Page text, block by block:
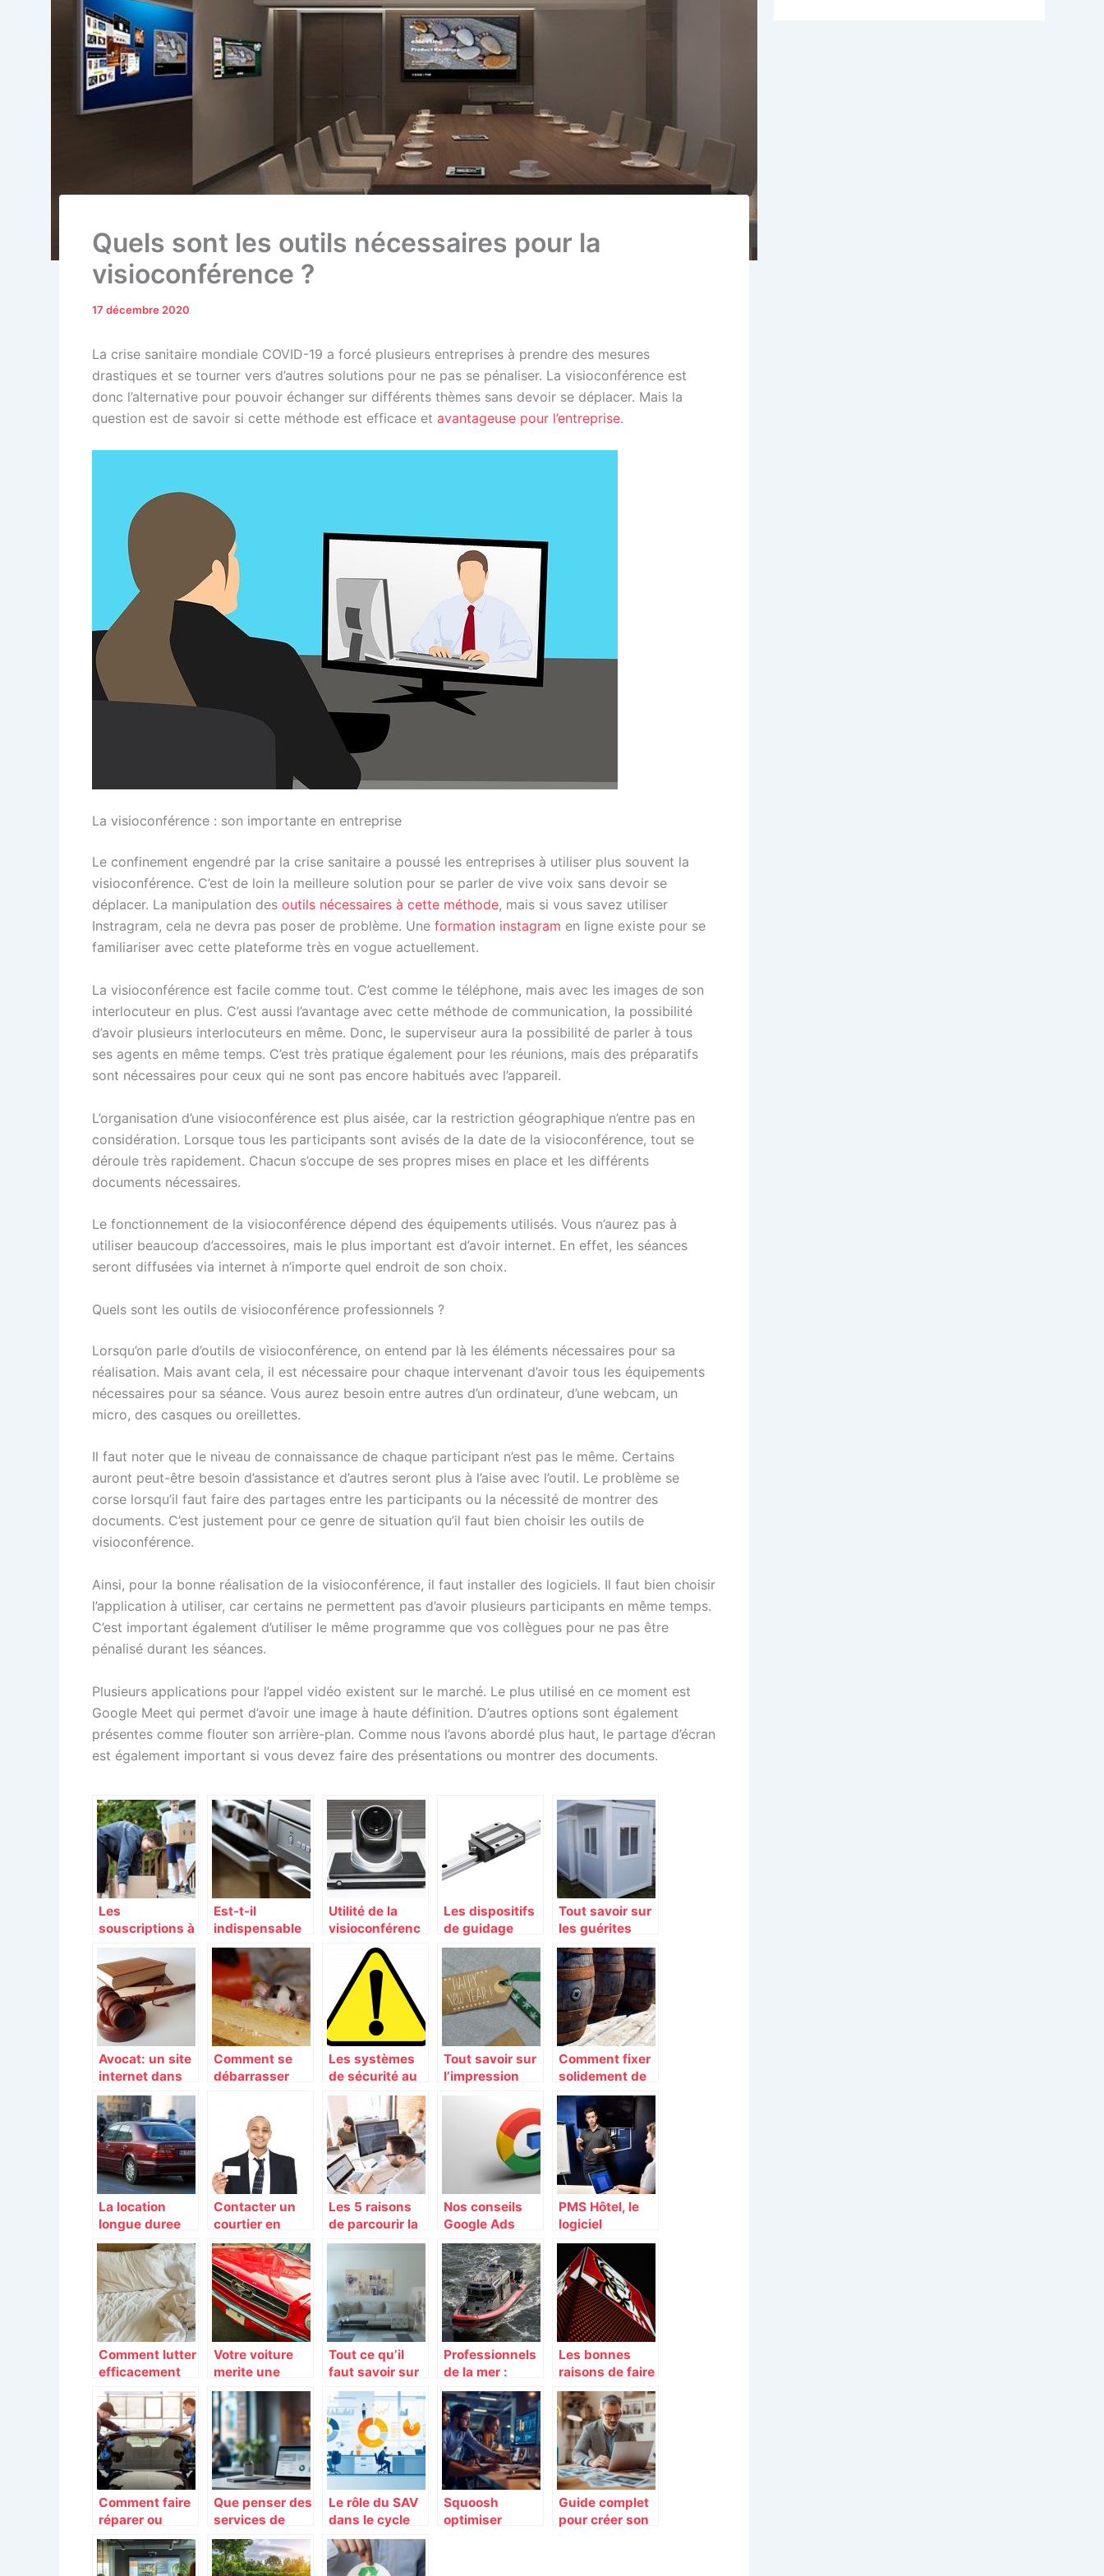
Quels sont les outils nécessaires pour la
visioconférence ?
17 décembre 2020
La crise sanitaire mondiale COVID-19 a forcé plusieurs entreprises à prendre des mesures
drastiques et se tourner vers d’autres solutions pour ne pas se pénaliser. La visioconférence est
donc l’alternative pour pouvoir échanger sur différents thèmes sans devoir se déplacer. Mais la
question est de savoir si cette méthode est efficace et avantageuse pour l’entreprise.
La visioconférence : son importante en entreprise
Le confinement engendré par la crise sanitaire a poussé les entreprises à utiliser plus souvent la
visioconférence. C’est de loin la meilleure solution pour se parler de vive voix sans devoir se
déplacer. La manipulation des outils nécessaires à cette méthode, mais si vous savez utiliser
Instragram, cela ne devra pas poser de problème. Une formation instagram en ligne existe pour se
familiariser avec cette plateforme très en vogue actuellement.
La visioconférence est facile comme tout. C’est comme le téléphone, mais avec les images de son
interlocuteur en plus. C’est aussi l’avantage avec cette méthode de communication, la possibilité
d’avoir plusieurs interlocuteurs en même. Donc, le superviseur aura la possibilité de parler à tous
ses agents en même temps. C’est très pratique également pour les réunions, mais des préparatifs
sont nécessaires pour ceux qui ne sont pas encore habitués avec l’appareil.
L’organisation d’une visioconférence est plus aisée, car la restriction géographique n’entre pas en
considération. Lorsque tous les participants sont avisés de la date de la visioconférence, tout se
déroule très rapidement. Chacun s’occupe de ses propres mises en place et les différents
documents nécessaires.
Le fonctionnement de la visioconférence dépend des équipements utilisés. Vous n’aurez pas à
utiliser beaucoup d’accessoires, mais le plus important est d’avoir internet. En effet, les séances
seront diffusées via internet à n’importe quel endroit de son choix.
Quels sont les outils de visioconférence professionnels ?
Lorsqu’on parle d’outils de visioconférence, on entend par là les éléments nécessaires pour sa
réalisation. Mais avant cela, il est nécessaire pour chaque intervenant d’avoir tous les équipements
nécessaires pour sa séance. Vous aurez besoin entre autres d’un ordinateur, d’une webcam, un
micro, des casques ou oreillettes.
Il faut noter que le niveau de connaissance de chaque participant n’est pas le même. Certains
auront peut-être besoin d’assistance et d’autres seront plus à l’aise avec l’outil. Le problème se
corse lorsqu’il faut faire des partages entre les participants ou la nécessité de montrer des
documents. C’est justement pour ce genre de situation qu’il faut bien choisir les outils de
visioconférence.
Ainsi, pour la bonne réalisation de la visioconférence, il faut installer des logiciels. Il faut bien choisir
l’application à utiliser, car certains ne permettent pas d’avoir plusieurs participants en même temps.
C’est important également d’utiliser le même programme que vos collègues pour ne pas être
pénalisé durant les séances.
Plusieurs applications pour l’appel vidéo existent sur le marché. Le plus utilisé en ce moment est
Google Meet qui permet d’avoir une image à haute définition. D’autres options sont également
présentes comme flouter son arrière-plan. Comme nous l’avons abordé plus haut, le partage d’écran
est également important si vous devez faire des présentations ou montrer des documents.
Les
souscriptions à
faire, lorsque
l’on emménage
quelque part.
Est-t-il
indispensable
de faire appel à
un
professionnel
pour prolonger
la durée de vie
de votre four ?
Utilité de la
visioconférenc
e en entreprise
Les dispositifs
de guidage
linéaire : à quoi
ils servent et
comment les
choisir ?
Tout savoir sur
les guérites
modulaires
Avocat: un site
internet dans
les normes
pour vous
attirer un peu
plus de
visibilité
Comment se
débarrasser
entourage ?
Les systèmes
de sécurité au
sein d’un
complexe
industriel
Tout savoir sur
l’impression
des stickers
Comment fixer
solidement de
gros objets
pendant leur
transport?
La location
longue duree
ou la location
avec option
d’achat?
Contacter un
courtier en
assurance :
pourquoi donc
?
Les 5 raisons
de parcourir la
liste des
Paris
Nos conseils
Google Ads
pour les
débutants en
SEA
PMS Hôtel, le
logiciel
nécessaire
pour tout
établissement
hôtelier
Comment lutter
efficacement
contre les
punaises de lit
?
Votre voiture
merite une
protection
optimale !
Tout ce qu’il
faut savoir sur
l’home
organiser
Professionnels
de la mer :
l’importance de
l’entretien de
votre coque
Les bonnes
raisons de faire
appel a une
agence de
design
graphique pour
sa
communication
publicitaire
Comment faire
réparer ou
remplacer un
pare-brise à
Villabé ?
Que penser des
services de
Pole Auto
Entrepreneur ?
Notre verdict
Le rôle du SAV
dans le cycle
de vie d’un
produit :
définition et les
Squoosh
optimiser
Guide complet
pour créer son